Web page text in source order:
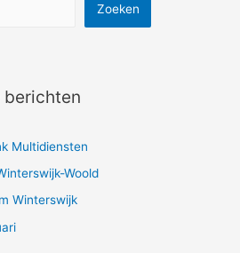
Zoeken
berichten
Multidiensten
Woold
Winterswijk